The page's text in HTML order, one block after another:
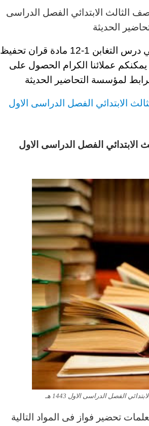
الثالث الابتدائي الفصل الدراسى
الحديثة
فواز الحربي درس التغابن 1-12 مادة قران تحفيظ
يمكنكم عملائنا الكرام الحصول على
لمؤسسة التحاضير الحديثة
الابتدائي الفصل الدراسى الاول
الصف الثالث الابتدائي الفصل الدراسى الاول
تحضير فواز فى المواد التالية